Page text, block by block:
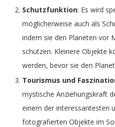
Schutzfunktion: Es wird
möglicherweise auch als
indem sie den Planeten vor
schützen. Kleinere Objekte
werden, bevor sie den
Tourismus und
mystische Anziehungskraft
einem der interessantesten
fotografierten Objekte im